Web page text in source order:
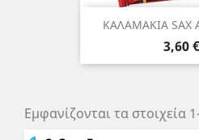
ΚΑΛΑΜΑΚΙΑ SAX
Τιμή
3,60 €
Εμφανίζονται τα στοιχεία